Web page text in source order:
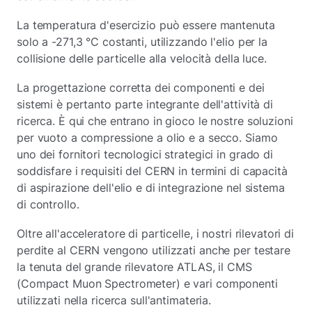
La temperatura d'esercizio può essere mantenuta
solo a -271,3 °C costanti, utilizzando l'elio per la
collisione delle particelle alla velocità della luce.
La progettazione corretta dei componenti e dei
sistemi è pertanto parte integrante dell'attività di
ricerca. È qui che entrano in gioco le nostre soluzioni
per vuoto a compressione a olio e a secco. Siamo
uno dei fornitori tecnologici strategici in grado di
soddisfare i requisiti del CERN in termini di capacità
di aspirazione dell'elio e di integrazione nel sistema
di controllo.
Oltre all'acceleratore di particelle, i nostri rilevatori di
perdite al CERN vengono utilizzati anche per testare
la tenuta del grande rilevatore ATLAS, il CMS
(Compact Muon Spectrometer) e vari componenti
utilizzati nella ricerca sull'antimateria.